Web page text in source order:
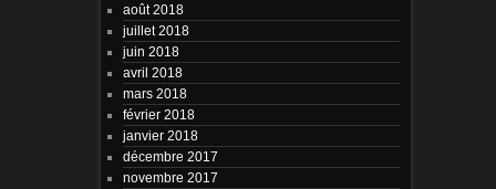
août 2018
juillet 2018
juin 2018
avril 2018
mars 2018
février 2018
janvier 2018
décembre 2017
novembre 2017